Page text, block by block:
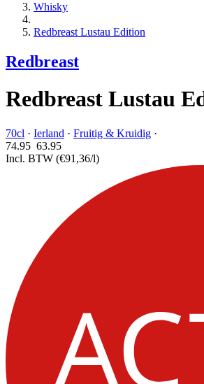
Whisky
Redbreast Lustau Edition
Redbreast
Redbreast Lustau
70cl · Ierland · Fruitig & Kruidig ·
74.95 63.95
Incl. BTW (€91,36/l)